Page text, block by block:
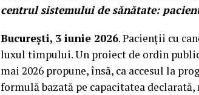
centrul sistemului de sănătate:
București, 3 iunie 2026. Pacienții cu
luxul timpului. Un proiect de ordin
mai 2026 propune, însă, ca accesul la
formulă bazată pe capacitatea